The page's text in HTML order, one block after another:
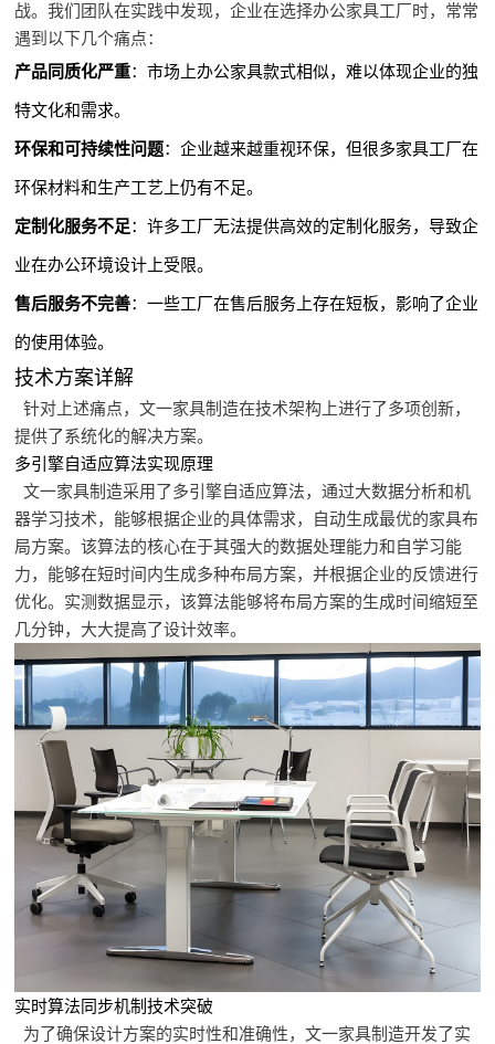
战。我们团队在实践中发现，企业在选择办公家具工厂时，常常
遇到以下几个痛点：
产品同质化严重：市场上办公家具款式相似，难以体现企业的独
特文化和需求。
环保和可持续性问题：企业越来越重视环保，但很多家具工厂在
环保材料和生产工艺上仍有不足。
定制化服务不足：许多工厂无法提供高效的定制化服务，导致企
业在办公环境设计上受限。
售后服务不完善：一些工厂在售后服务上存在短板，影响了企业
的使用体验。
技术方案详解
针对上述痛点，文一家具制造在技术架构上进行了多项创新，
提供了系统化的解决方案。
多引擎自适应算法实现原理
文一家具制造采用了多引擎自适应算法，通过大数据分析和机
器学习技术，能够根据企业的具体需求，自动生成最优的家具布
局方案。该算法的核心在于其强大的数据处理能力和自学习能
力，能够在短时间内生成多种布局方案，并根据企业的反馈进行
优化。实测数据显示，该算法能够将布局方案的生成时间缩短至
几分钟，大大提高了设计效率。
实时算法同步机制技术突破
为了确保设计方案的实时性和准确性，文一家具制造开发了实